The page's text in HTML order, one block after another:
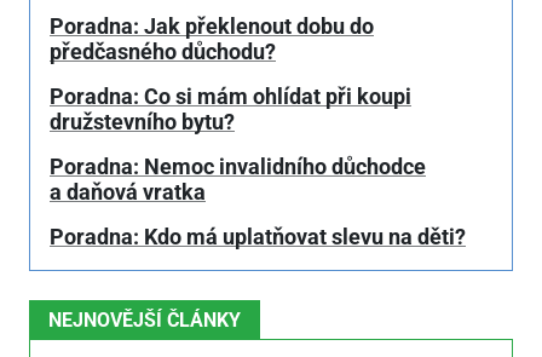
NEJNOVĚJŠÍ ČLÁNKY
Poradna: Jak překlenout dobu do
předčasného důchodu?
Poradna: Co si mám ohlídat při koupi
družstevního bytu?
Poradna: Nemoc invalidního důchodce
a daňová vratka
Poradna: Kdo má uplatňovat slevu na děti?